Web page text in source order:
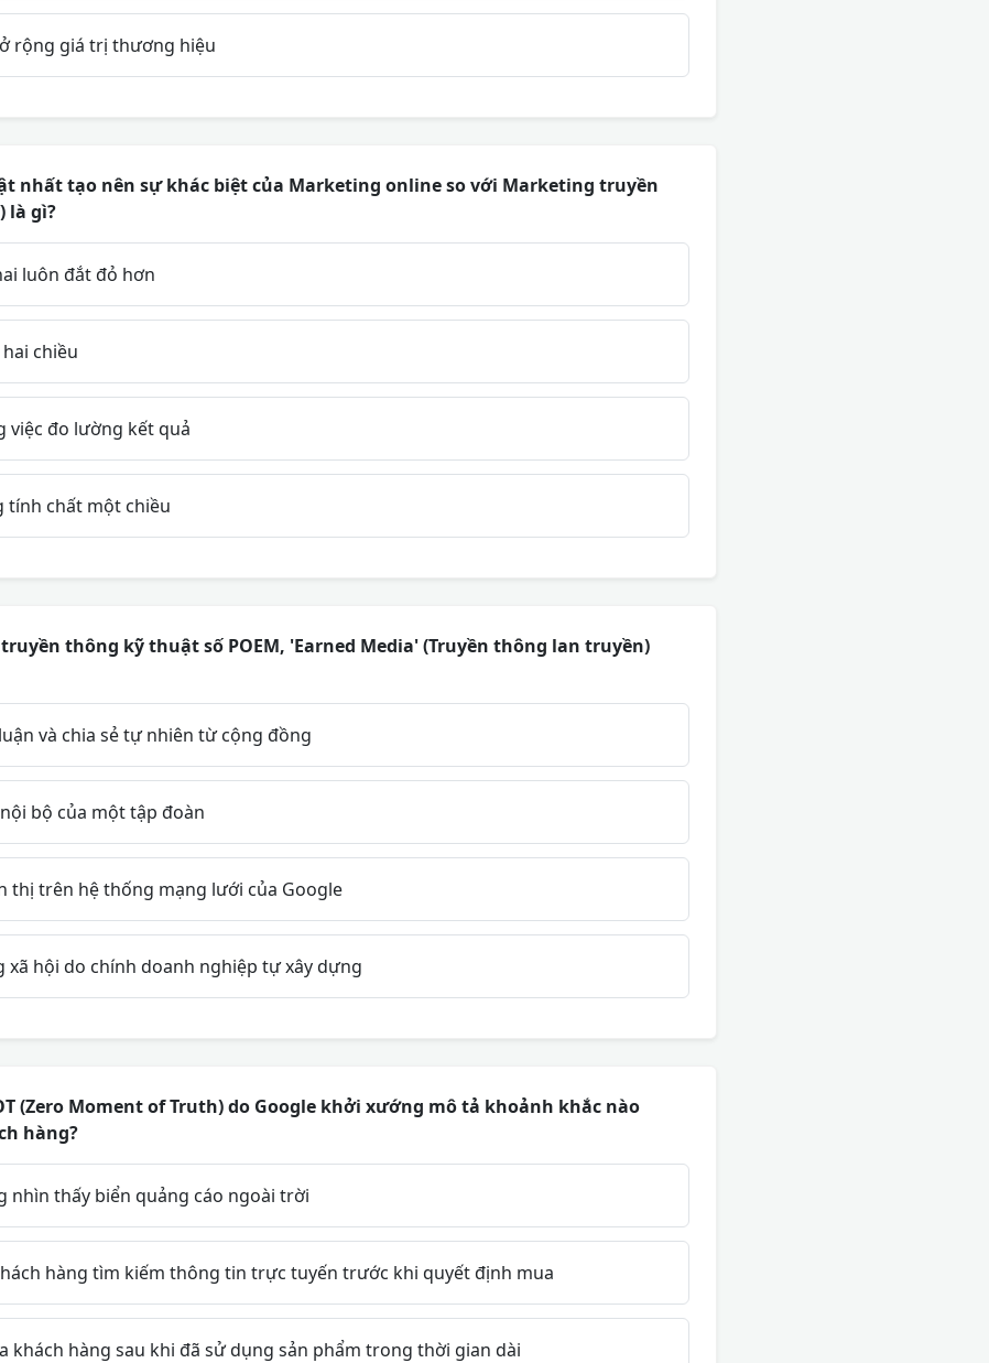
rộng giá trị thương hiệu
nhất tạo nên sự khác biệt của Marketing online so với Marketing truyền
là gì?
luôn đắt đỏ hơn
chiều
việc đo lường kết quả
tính chất một chiều
thông kỹ thuật số POEM, 'Earned Media' (Truyền thông lan truyền)
và chia sẻ tự nhiên từ cộng đồng
bộ của một tập đoàn
thị trên hệ thống mạng lưới của Google
xã hội do chính doanh nghiệp tự xây dựng
(Zero Moment of Truth) do Google khởi xướng mô tả khoảnh khắc nào
hàng?
nhìn thấy biển quảng cáo ngoài trời
hàng tìm kiếm thông tin trực tuyến trước khi quyết định mua
khách hàng sau khi đã sử dụng sản phẩm trong thời gian dài